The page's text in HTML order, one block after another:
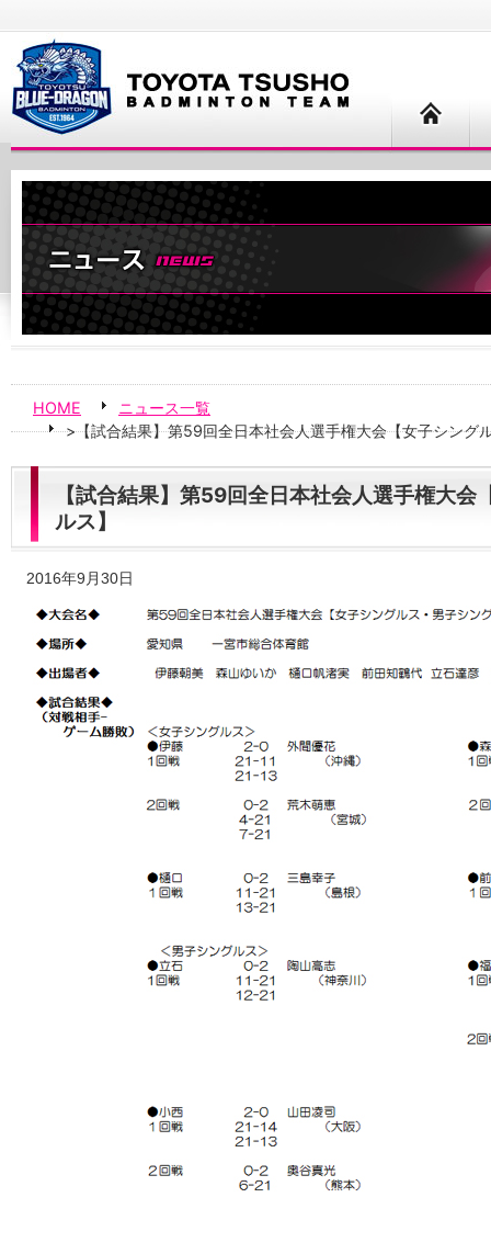
HOME
ニュース一覧
>【試合結果】第59回全日本社会人選手権大会【女子シング
【試合結果】第59回全日本社会人選手権大
ルス】
2016年9月30日